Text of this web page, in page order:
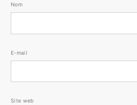
Nom
E-mail
Site web